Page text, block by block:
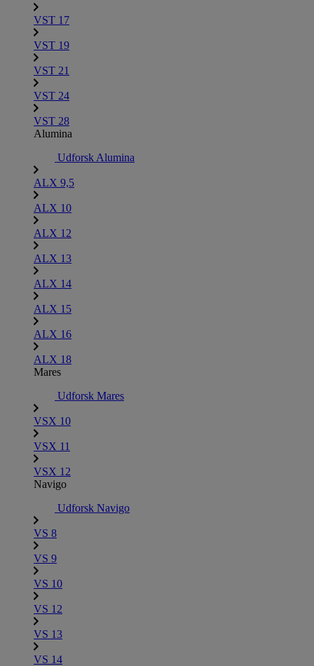
VST 17
VST 19
VST 21
VST 24
VST 28
Alumina
Udforsk Alumina
ALX 9,5
ALX 10
ALX 12
ALX 13
ALX 14
ALX 15
ALX 16
ALX 18
Mares
Udforsk Mares
VSX 10
VSX 11
VSX 12
Navigo
Udforsk Navigo
VS 8
VS 9
VS 10
VS 12
VS 13
VS 14